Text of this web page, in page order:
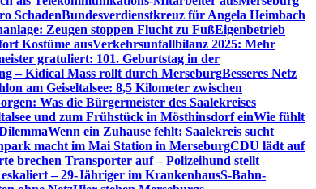
SchadenBundesverdienstkreuz für Angela Heimbach
Zeugen stoppen Flucht zu FußEigenbetrieb
Kostüme ausVerkehrsunfallbilanz 2025: Mehr
gratuliert: 101. Geburtstag in der
– Kidical Mass rollt durch MerseburgBesseres Netz
am Geiseltalsee: 8,5 Kilometer zwischen
Was die Bürgermeister des Saalekreises
und zum Frühstück in Mösthinsdorf einWie fühlt
Wenn ein Zuhause fehlt: Saalekreis sucht
macht im Mai Station in MerseburgCDU lädt auf
brechen Transporter auf – Polizeihund stellt
– 29-Jähriger im KrankenhausS-Bahn-